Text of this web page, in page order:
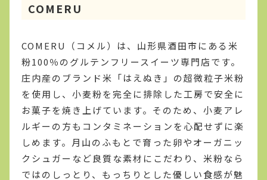
COMERU
COMERU（コメル）は、山形県酒田市にある米
粉100％のグルテンフリースイーツ専門店です。
庄内産のブランド米「はえぬき」の超微粒子米粉
を使用し、小麦粉を完全に排除した工房で安全に
お菓子を焼き上げています。そのため、小麦アレ
ルギーの方もコンタミネーションを心配せずに楽
しめます。月山のふもとで育った卵やオーガニッ
クシュガーなど良質な素材にこだわり、米粉なら
ではのしっとり、もっちりとした優しい食感が魅